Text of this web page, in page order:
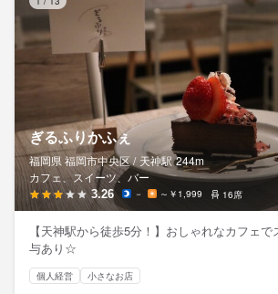
ぎるふりかふぇ
福岡県 福岡市中央区 / 天神駅 244m
カフェ、スイーツ、バー
3.26 － ～￥1,999 16席
【天神駅から徒歩5分！】おしゃれなカフェ
与あり☆
個人経営 小さなお店